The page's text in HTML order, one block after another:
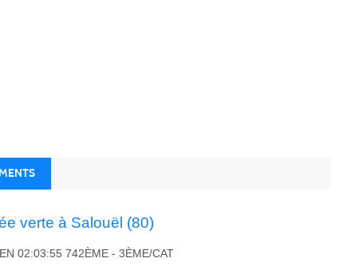
verte à Salouël (80)
02:03:55 742ÈME - 3ÈME/CAT